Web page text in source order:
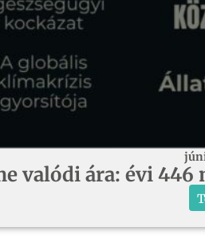
valódi ára: évi